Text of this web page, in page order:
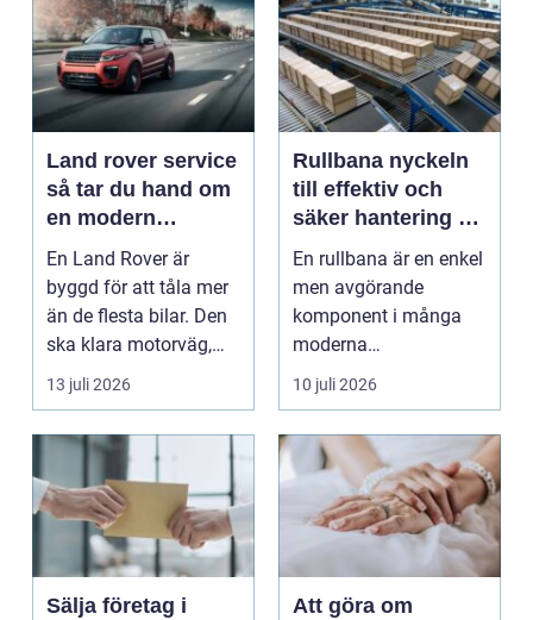
Land rover service
så tar du hand om
en modern
klassiker
En Land Rover är
byggd för att tåla mer
än de flesta bilar. Den
ska klara motorväg,
stadstrafik, gru...
13 juli 2026
Rullbana nyckeln
till effektiv och
säker hantering av
gods
En rullbana är en enkel
men avgörande
komponent i många
moderna
verksamheter. Den
används för att fl...
10 juli 2026
Sälja företag i
Att göra om